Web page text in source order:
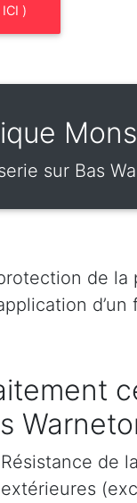
)
Mons
sur Bas
de
Résistance de
extérieures